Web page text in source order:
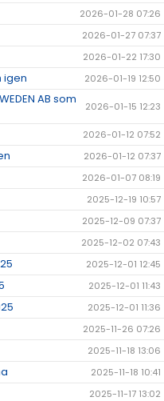
2026-01-28 07:26
2026-01-27 07:37
2026-01-22 17:30
igen 2026-01-19 12:50
AB som
2026-01-15 12:23
2026-01-12 07:52
2026-01-12 07:37
2026-01-07 08:19
2025-12-19 10:57
2025-12-09 07:37
2025-12-02 07:43
2025-12-01 12:45
2025-12-01 11:43
2025-12-01 11:36
2025-11-26 07:26
2025-11-18 13:06
2025-11-18 10:41
2025-11-17 13:02